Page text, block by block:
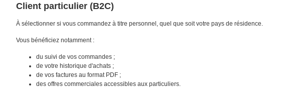
Client particulier (B2C)
À sélectionner si vous commandez à titre personnel, quel que soit votre pays de résidence.
Vous bénéficiez notamment :
du suivi de vos commandes ;
de votre historique d'achats ;
de vos factures au format PDF ;
des offres commerciales accessibles aux particuliers.